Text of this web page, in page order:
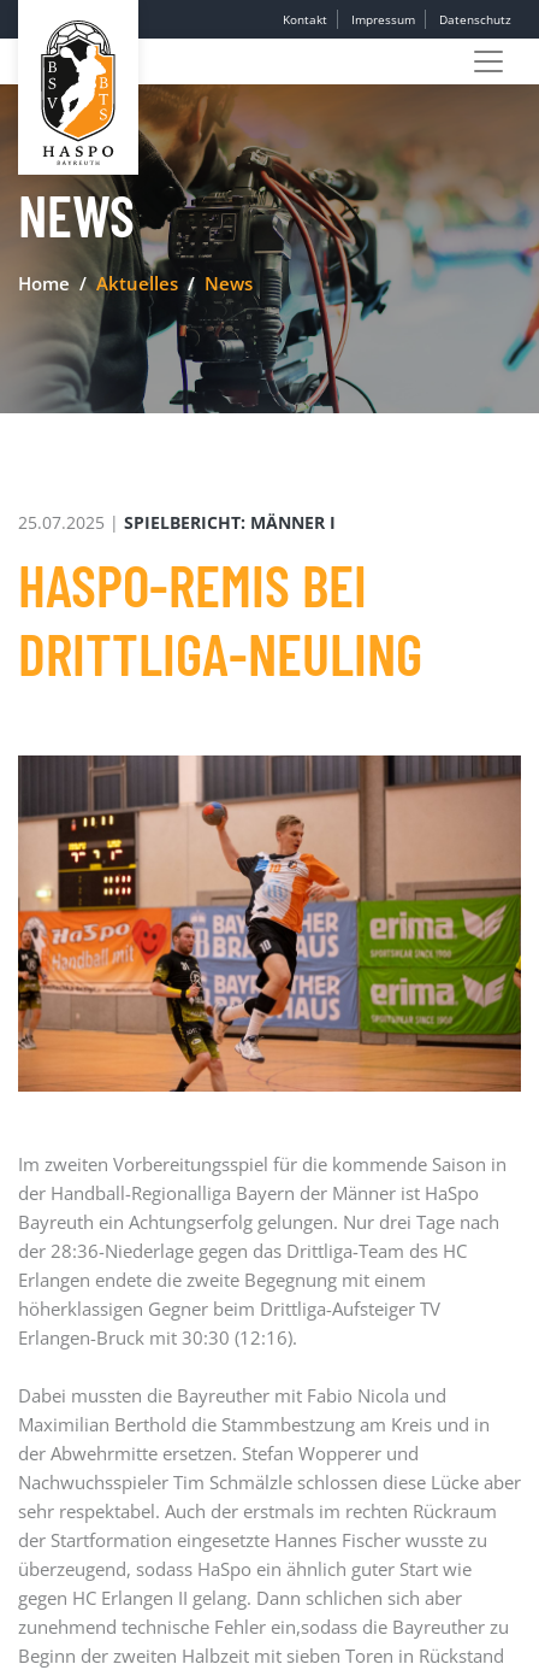
Kontakt Impressum Datenschutz
NEWS
Home Aktuelles News
25.07.2025 | SPIELBERICHT: MÄNNER I
HASPO-REMIS BEI
DRITTLIGA-NEULING
Im zweiten Vorbereitungsspiel für die kommende Saison in
der Handball-Regionalliga Bayern der Männer ist HaSpo
Bayreuth ein Achtungserfolg gelungen. Nur drei Tage nach
der 28:36-Niederlage gegen das Drittliga-Team des HC
Erlangen endete die zweite Begegnung mit einem
höherklassigen Gegner beim Drittliga-Aufsteiger TV
Erlangen-Bruck mit 30:30 (12:16).
Dabei mussten die Bayreuther mit Fabio Nicola und
Maximilian Berthold die Stammbestzung am Kreis und in
der Abwehrmitte ersetzen. Stefan Wopperer und
Nachwuchsspieler Tim Schmälzle schlossen diese Lücke aber
sehr respektabel. Auch der erstmals im rechten Rückraum
der Startformation eingesetzte Hannes Fischer wusste zu
überzeugend, sodass HaSpo ein ähnlich guter Start wie
gegen HC Erlangen II gelang. Dann schlichen sich aber
zunehmend technische Fehler ein,sodass die Bayreuther zu
Beginn der zweiten Halbzeit mit sieben Toren in Rückstand